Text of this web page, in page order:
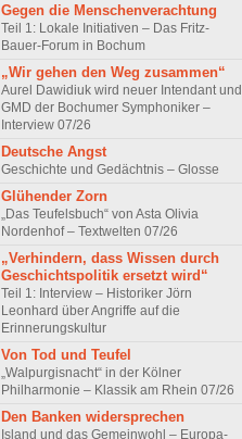
Gegen die Menschenverachtung
Teil 1: Lokale Initiativen – Das Fritz-
Bauer-Forum in Bochum
„Wir gehen den Weg zusammen“
Aurel Dawidiuk wird neuer Intendant und
GMD der Bochumer Symphoniker –
Interview 07/26
Deutsche Angst
Geschichte und Gedächtnis – Glosse
Glühender Zorn
„Das Teufelsbuch“ von Asta Olivia
Nordenhof – Textwelten 07/26
„Verhindern, dass Wissen durch
Geschichtspolitik ersetzt wird“
Teil 1: Interview – Historiker Jörn
Leonhard über Angriffe auf die
Erinnerungskultur
Von Tod und Teufel
„Walpurgisnacht“ in der Kölner
Philharmonie – Klassik am Rhein 07/26
Den Banken widersprechen
Island und das Gemeinwohl – Europa-